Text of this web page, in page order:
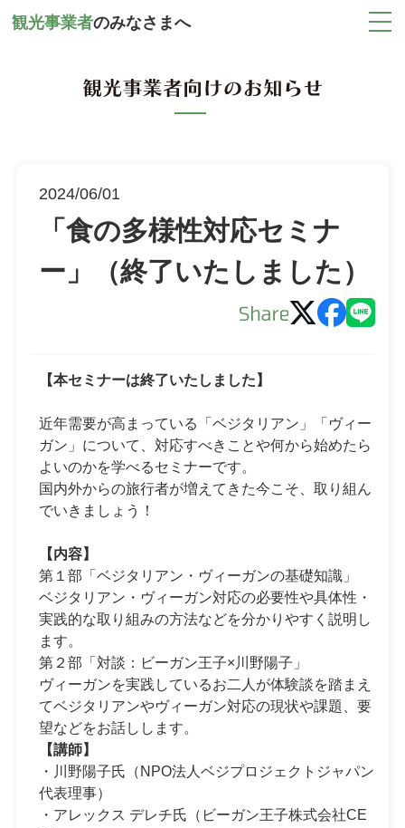
観光事業者のみなさまへ
2024/06/01
「食の多様性対応セミナ
ー」（終了いたしました）
【本セミナーは終了いたしました】
近年需要が高まっている「ベジタリアン」「ヴィー
ガン」について、対応すべきことや何から始めたら
よいのかを学べるセミナーです。
国内外からの旅行者が増えてきた今こそ、取り組ん
でいきましょう！
【内容】
第１部「ベジタリアン・ヴィーガンの基礎知識」
ベジタリアン・ヴィーガン対応の必要性や具体性・
実践的な取り組みの方法などを分かりやすく説明し
ます。
第２部「対談：ビーガン王子×川野陽子」
ヴィーガンを実践しているお二人が体験談を踏まえ
てベジタリアンやヴィーガン対応の現状や課題、要
望などをお話しします。
【講師】
・川野陽子氏（NPO法人ベジプロジェクトジャパン
代表理事）
・アレックス デレチ氏（ビーガン王子株式会社CE